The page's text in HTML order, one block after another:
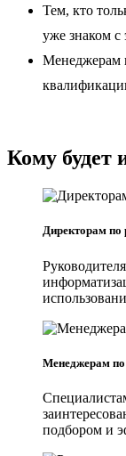
Тем, кто
уже знаком с
Менеджерам
Кому будет
Директорам по
Менеджерам по
подбором и